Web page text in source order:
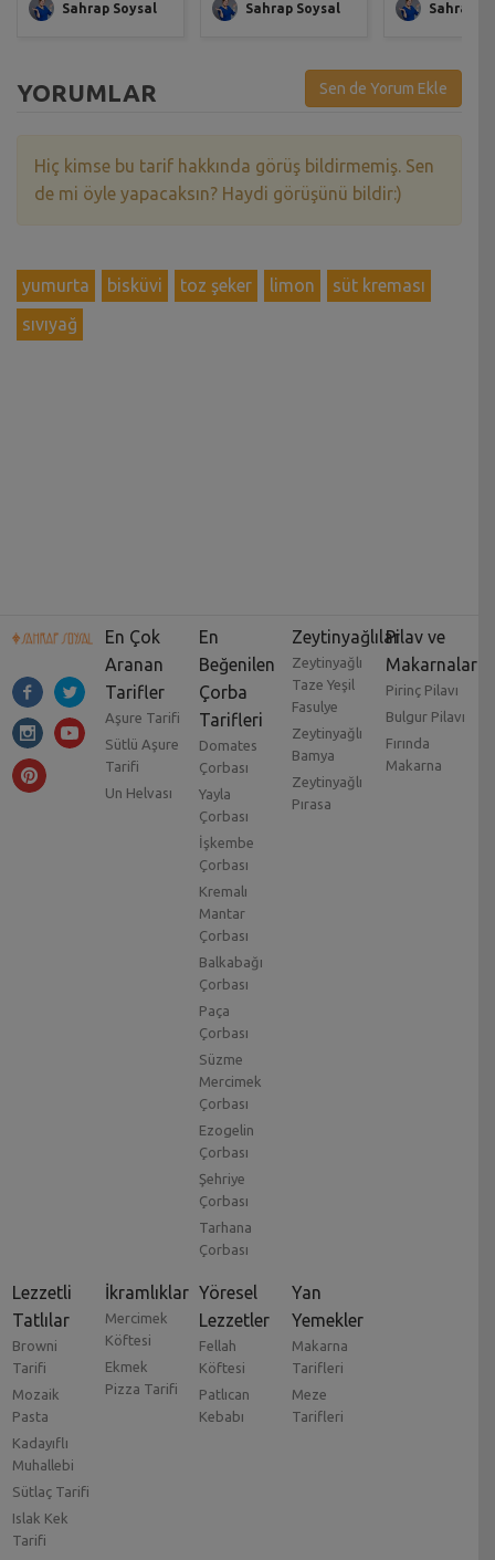
Sahrap Soysal Sahrap Soysal Sahrap
YORUMLAR Sen de Yorum Ekle
Hiç kimse bu tarif hakkında görüş bildirmemiş. Sen
de mi öyle yapacaksın? Haydi görüşünü bildir:)
yumurta bisküvi toz şeker limon
süt kreması
sıvıyağ
En Çok
Aranan
Tarifler
Aşure Tarifi
Sütlü Aşure
Tarifi
Un Helvası
En
Beğenilen
Çorba
Tarifleri
Domates
Çorbası
Yayla
Çorbası
İşkembe
Çorbası
Kremalı
Mantar
Çorbası
Balkabağı
Çorbası
Paça
Çorbası
Süzme
Mercimek
Çorbası
Ezogelin
Çorbası
Şehriye
Çorbası
Tarhana
Çorbası
Zeytinyağlılar
Zeytinyağlı
Taze Yeşil
Fasulye
Zeytinyağlı
Bamya
Zeytinyağlı
Pırasa
Pilav ve
Makarnalar
Pirinç Pilavı
Bulgur Pilavı
Fırında
Makarna
Lezzetli
Tatlılar
Browni
Tarifi
Mozaik
Pasta
Kadayıflı
Muhallebi
Sütlaç Tarifi
Islak Kek
Tarifi
İkramlıklar
Mercimek
Köftesi
Ekmek
Pizza Tarifi
Yöresel
Lezzetler
Fellah
Köftesi
Patlıcan
Kebabı
Yan
Yemekler
Makarna
Tarifleri
Meze
Tarifleri